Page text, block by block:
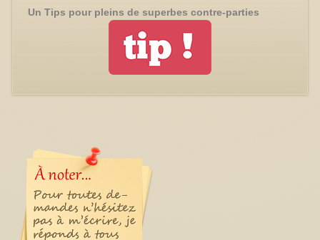
Un Tips pour pleins de superbes contre-parties